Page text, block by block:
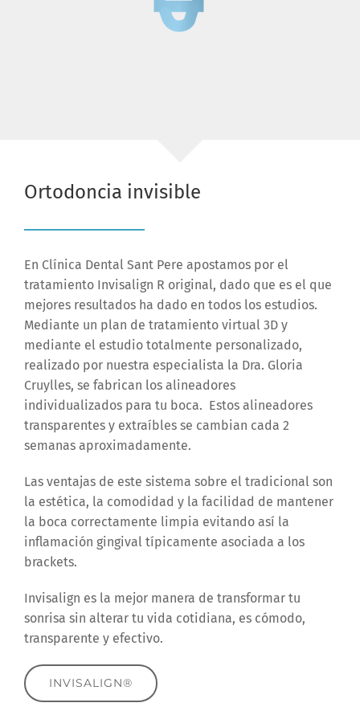
Ortodoncia invisible
En Clínica Dental Sant Pere apostamos por el
tratamiento Invisalign R original, dado que es el que
mejores resultados ha dado en todos los estudios.
Mediante un plan de tratamiento virtual 3D y
mediante el estudio totalmente personalizado,
realizado por nuestra especialista la Dra. Gloria
Cruylles, se fabrican los alineadores
individualizados para tu boca. Estos alineadores
transparentes y extraíbles se cambian cada 2
semanas aproximadamente.
Las ventajas de este sistema sobre el tradicional son
la estética, la comodidad y la facilidad de mantener
la boca correctamente limpia evitando así la
inflamación gingival típicamente asociada a los
brackets.
Invisalign es la mejor manera de transformar tu
sonrisa sin alterar tu vida cotidiana, es cómodo,
transparente y efectivo.
INVISALIGN®